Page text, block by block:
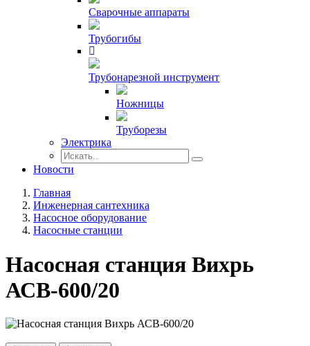
Сварочные аппараты
Трубогибы
Трубонарезной инструмент
Ножницы
Труборезы
Электрика
Новости
Главная
Инженерная сантехника
Насосное оборудование
Насосные станции
Насосная станция Вихрь
АСВ-600/20